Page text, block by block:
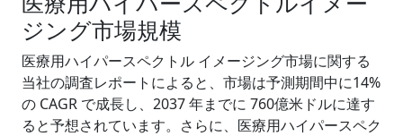
ジング市場規模
医療用ハイパースペクトル イメージング市場に関する
当社の調査レポートによると、市場は予測期間中に14%
の CAGR で成長し、2037 年までに 760億米ドルに達す
ると予想されています。さらに、医療用ハイパースペク